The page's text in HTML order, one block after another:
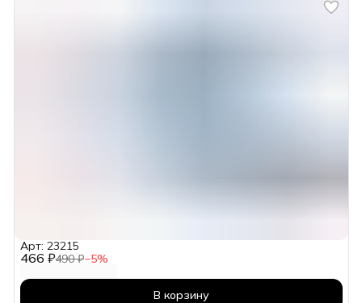
466 ₽490 ₽−5%
Арт: 23215
В корзину